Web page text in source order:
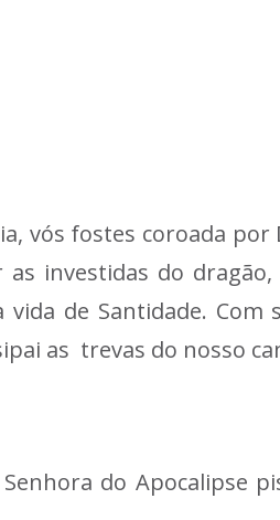
vós fostes coroada
investidas do
de Santidade.
as trevas do nosso
Senhora do Apocalipse